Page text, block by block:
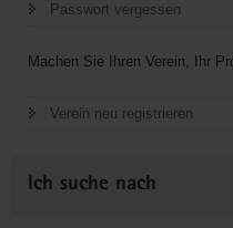
Passwort vergessen
Machen Sie Ihren Verein, Ihr
Verein neu registrieren
Ich suche nach